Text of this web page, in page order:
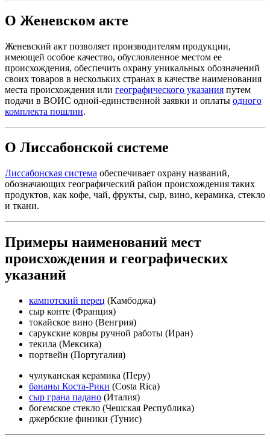
О Женевском акте
Женевский акт позволяет производителям продукции,
имеющей особое качество, обусловленное местом ее
происхождения, обеспечить охрану уникальных обозначений
своих товаров в нескольких странах в качестве наименования
места происхождения или географического указания путем
подачи в ВОИС одной-единственной заявки и оплаты ​​​​​​​ одного
комплекта пошлин.
О Лиссабонской системе
Лиссабонская система обеспечивает охрану названий,
обозначающих географический район происхождения таких
продуктов, как кофе, чай, фрукты, сыр, вино, керамика, стекло
и ткани.
Примеры наименований мест
происхождения и географических
указаний
кампотский перец (Камбоджа)
сыр конте (Франция)
токайское вино (Венгрия)
сарукские ковры ручной работы (Иран)
текила (Мексика)
портвейн (Португалия)
чулуканская керамика (Перу)
бананы Коста-Рики (Costa Rica)
сыр грана падано (Италия)
богемское стекло (Чешская Республика)
джербские финики (Тунис)